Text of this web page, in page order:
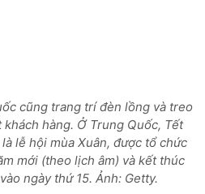
cũng trang trí đèn lồng và treo
hàng. Ở Trung Quốc, Tết
lễ hội mùa Xuân, được tổ chức
mới (theo lịch âm) và kết thúc
ngày thứ 15. Ảnh: Getty.